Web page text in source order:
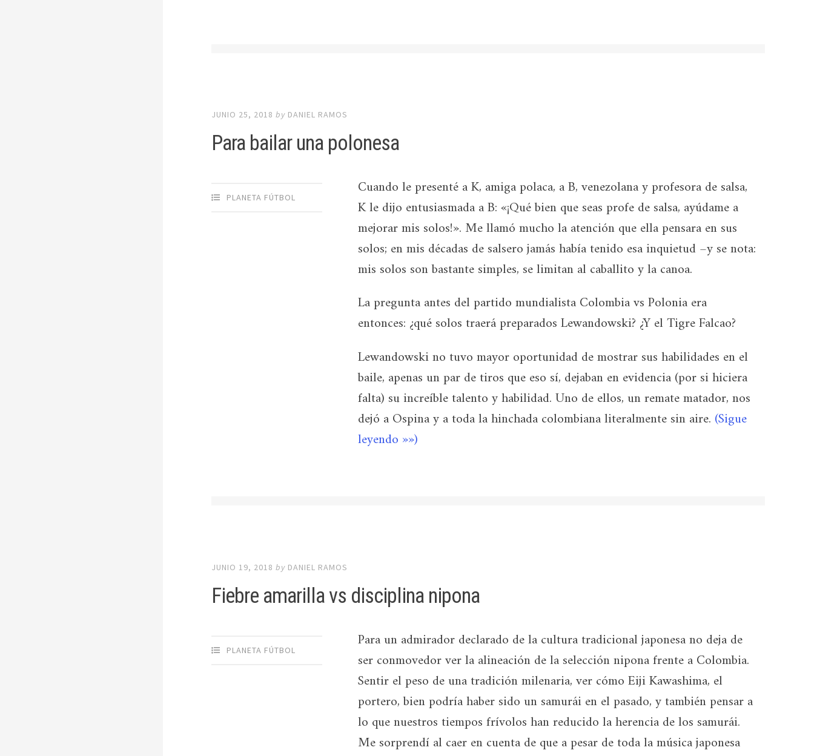
JUNIO 25, 2018 by DANIEL RAMOS
Para bailar una polonesa
PLANETA FÚTBOL
Cuando le presenté a K, amiga polaca, a B, venezolana y profesora de salsa,
K le dijo entusiasmada a B: «¡Qué bien que seas profe de salsa, ayúdame a
mejorar mis solos!». Me llamó mucho la atención que ella pensara en sus
solos; en mis décadas de salsero jamás había tenido esa inquietud –y se nota:
mis solos son bastante simples, se limitan al caballito y la canoa.
La pregunta antes del partido mundialista Colombia vs Polonia era
entonces: ¿qué solos traerá preparados Lewandowski? ¿Y el Tigre Falcao?
Lewandowski no tuvo mayor oportunidad de mostrar sus habilidades en el
baile, apenas un par de tiros que eso sí, dejaban en evidencia (por si hiciera
falta) su increíble talento y habilidad. Uno de ellos, un remate matador, nos
dejó a Ospina y a toda la hinchada colombiana literalmente sin aire. (Sigue
leyendo »»)
JUNIO 19, 2018 by DANIEL RAMOS
Fiebre amarilla vs disciplina nipona
PLANETA FÚTBOL
Para un admirador declarado de la cultura tradicional japonesa no deja de
ser conmovedor ver la alineación de la selección nipona frente a Colombia.
Sentir el peso de una tradición milenaria, ver cómo Eiji Kawashima, el
portero, bien podría haber sido un samurái en el pasado, y también pensar a
lo que nuestros tiempos frívolos han reducido la herencia de los samurái.
Me sorprendí al caer en cuenta de que a pesar de toda la música japonesa